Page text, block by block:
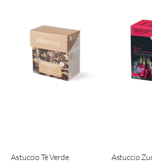
Astuccio Tè Verde
Astuccio